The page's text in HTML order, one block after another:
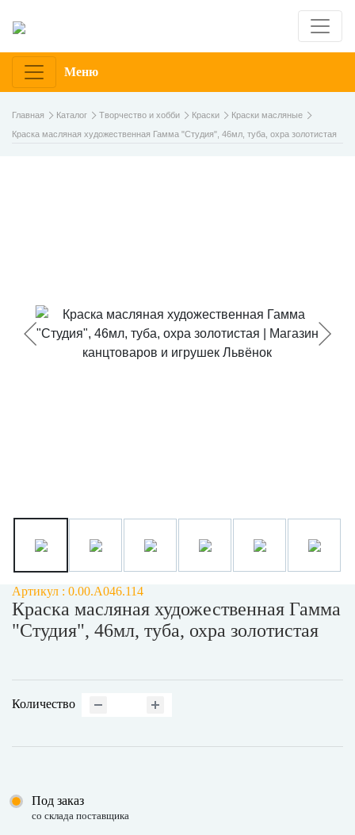
Меню
Главная Каталог Творчество и хобби Краски
Краски масляные
Краска масляная художественная Гамма "Студия", 46мл, туба, охра золотистая
Артикул : 0.00.А046.114
Краска масляная художественная Гамма
"Студия", 46мл, туба, охра золотистая
Количество
Под заказ
со склада поставщика